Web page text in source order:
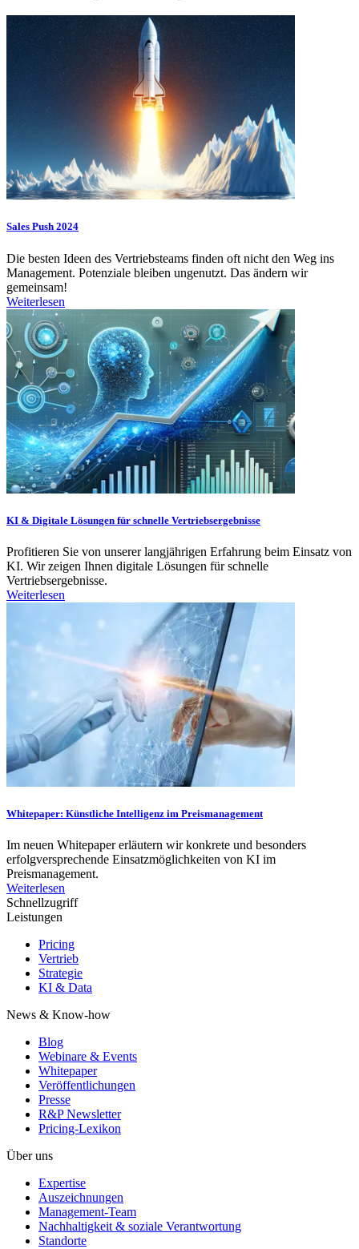
Sales Push 2024
Die besten Ideen des Vertriebsteams finden oft nicht den Weg ins
Management. Potenziale bleiben ungenutzt. Das ändern wir
gemeinsam!
Weiterlesen
KI & Digitale Lösungen für schnelle Vertriebsergebnisse
Profitieren Sie von unserer langjährigen Erfahrung beim Einsatz von
KI. Wir zeigen Ihnen digitale Lösungen für schnelle
Vertriebsergebnisse.
Weiterlesen
Whitepaper: Künstliche Intelligenz im Preismanagement
Im neuen Whitepaper er­läutern wir konkrete und besonders
erfolgversprechende Einsatzmöglichkeiten von KI im
Preismanagement.
Weiterlesen
Schnellzugriff
Leistungen
Pricing
Vertrieb
Strategie
KI & Data
News & Know-how
Blog
Webinare & Events
Whitepaper
Veröffentlichungen
Presse
R&P Newsletter
Pricing-Lexikon
Über uns
Expertise
Auszeichnungen
Management-Team
Nachhaltigkeit & soziale Verantwortung
Standorte